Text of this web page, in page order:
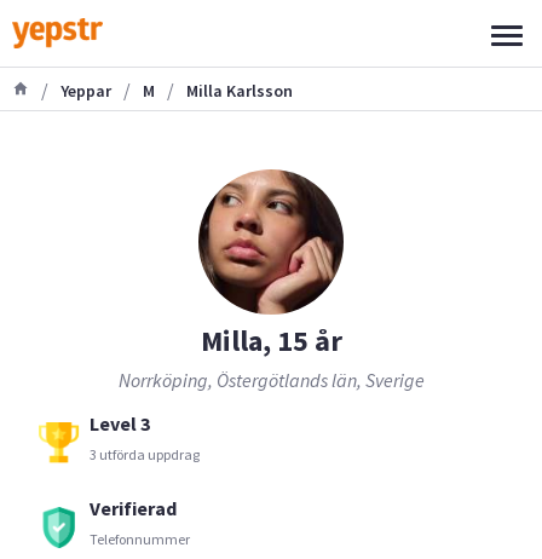
/ Yeppar / M / Milla Karlsson
Milla, 15 år
Norrköping, Östergötlands län, Sverige
Level 3
3 utförda uppdrag
Verifierad
Telefonnummer